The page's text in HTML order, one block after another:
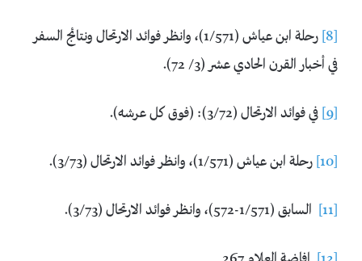
[8]
رحلة ابن عياش (1/571)، وانظر فوائد الارتحال ونتائج السفر
في أخبار القرن الحادي عشر (3/ 72).
[9] في فوائد الارتحال (3/72): (فوق كل عرشه).
[10] رحلة ابن عياش (1/571)، وانظر فوائد الارتحال (3/73).
[11] السابق (1/571-572)، وانظر فوائد الارتحال (3/73).